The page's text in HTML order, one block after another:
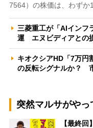
7564）の株価は、わずか
三菱重工が「AIインフ
運 エヌビディアとの
キオクシアHD「7万円
の反転シグナルか？
突然マルサがやっ
【最終